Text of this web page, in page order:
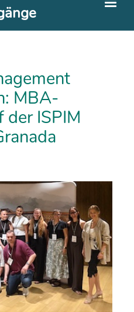
MBA-
der ISPIM